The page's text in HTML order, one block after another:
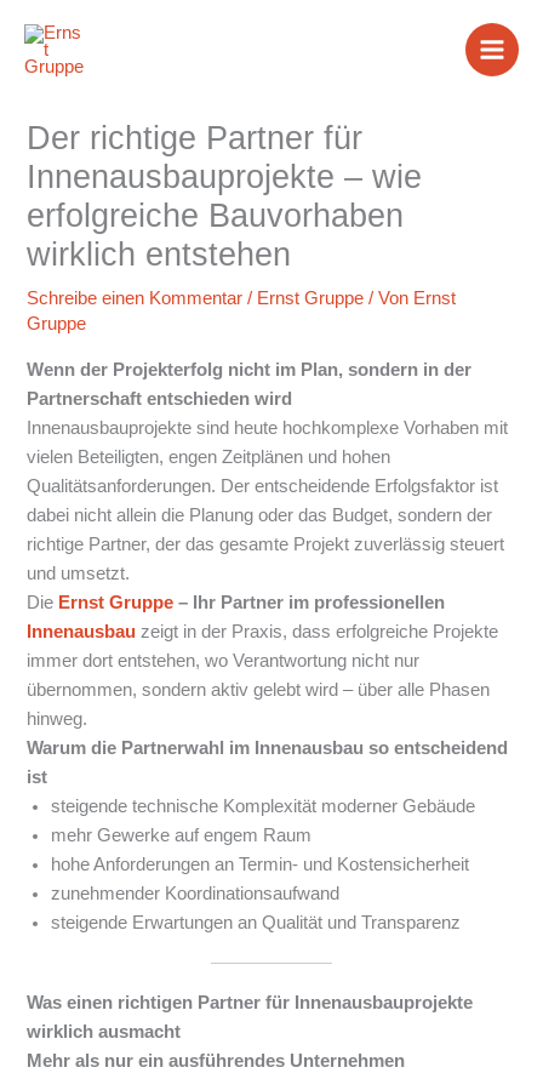
Inhalt
springen
Der richtige Partner für
Innenausbauprojekte – wie
erfolgreiche Bauvorhaben
wirklich entstehen
Schreibe einen Kommentar / Ernst Gruppe / Von Ernst
Gruppe
Wenn der Projekterfolg nicht im Plan, sondern in der
Partnerschaft entschieden wird
Innenausbauprojekte sind heute hochkomplexe Vorhaben mit
vielen Beteiligten, engen Zeitplänen und hohen
Qualitätsanforderungen. Der entscheidende Erfolgsfaktor ist
dabei nicht allein die Planung oder das Budget, sondern der
richtige Partner, der das gesamte Projekt zuverlässig steuert
und umsetzt.
Die Ernst Gruppe – Ihr Partner im professionellen
Innenausbau zeigt in der Praxis, dass erfolgreiche Projekte
immer dort entstehen, wo Verantwortung nicht nur
übernommen, sondern aktiv gelebt wird – über alle Phasen
hinweg.
Warum die Partnerwahl im Innenausbau so entscheidend
ist
steigende technische Komplexität moderner Gebäude
mehr Gewerke auf engem Raum
hohe Anforderungen an Termin- und Kostensicherheit
zunehmender Koordinationsaufwand
steigende Erwartungen an Qualität und Transparenz
Was einen richtigen Partner für Innenausbauprojekte
wirklich ausmacht
Mehr als nur ein ausführendes Unternehmen